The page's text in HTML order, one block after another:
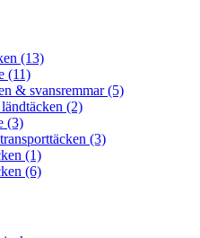
(13)
(11)
& svansremmar (5)
(2)
(3)
(3)
(1)
(6)